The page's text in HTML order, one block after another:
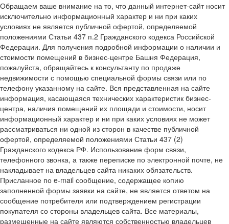
Обращаем ваше внимание на то, что данный интернет-сайт носит
исключительно информационный характер и ни при каких
условиях не является публичной офертой, определяемой
положениями Статьи 437 п.2 Гражданского кодекса Российской
Федерации. Для получения подробной информации о наличии и
стоимости помещений в бизнес-центре Башня Федерация,
пожалуйста, обращайтесь к консультанту по продаже
недвижимости с помощью специальной формы связи или по
телефону указанному на сайте. Вся представленная на сайте
информация, касающаяся технических характеристик бизнес-
центра, наличия помещений их площади и стоимости, носит
информационный характер и ни при каких условиях не может
рассматриваться ни одной из сторон в качестве публичной
офертой, определяемой положениями Статьи 437 (2)
Гражданского кодекса РФ. Использование форм связи,
телефонного звонка, а также переписке по электронной почте, не
накладывает на владельцев сайта никаких обязательств.
Присланное по e-mail сообщение, содержащее копию
заполненной формы заявки на сайте, не является ответом на
сообщение потребителя или подтверждением регистрации
покупателя со стороны владельцев сайта. Все материалы,
размещенные на сайте являются собственностью владельцев